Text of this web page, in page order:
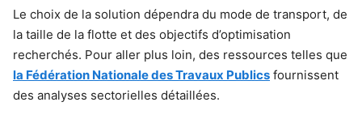
Le choix de la solution dépendra du mode de transport, de
la taille de la flotte et des objectifs d’optimisation
recherchés. Pour aller plus loin, des ressources telles que
la Fédération Nationale des Travaux Publics fournissent
des analyses sectorielles détaillées.